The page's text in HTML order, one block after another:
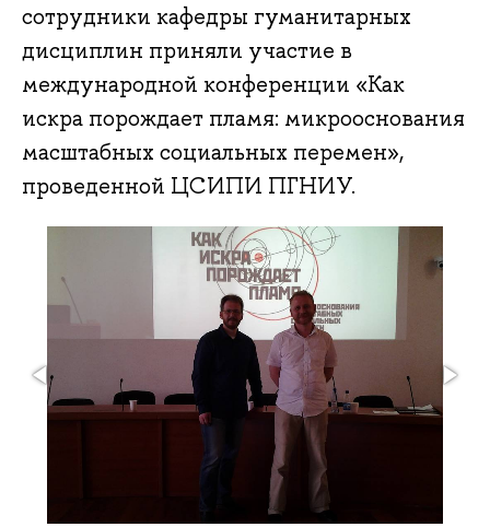
сотрудники кафедры гуманитарных
дисциплин приняли участие в
международной конференции «Как
искра порождает пламя: микрооснования
масштабных социальных перемен»,
проведенной ЦСИПИ ПГНИУ.